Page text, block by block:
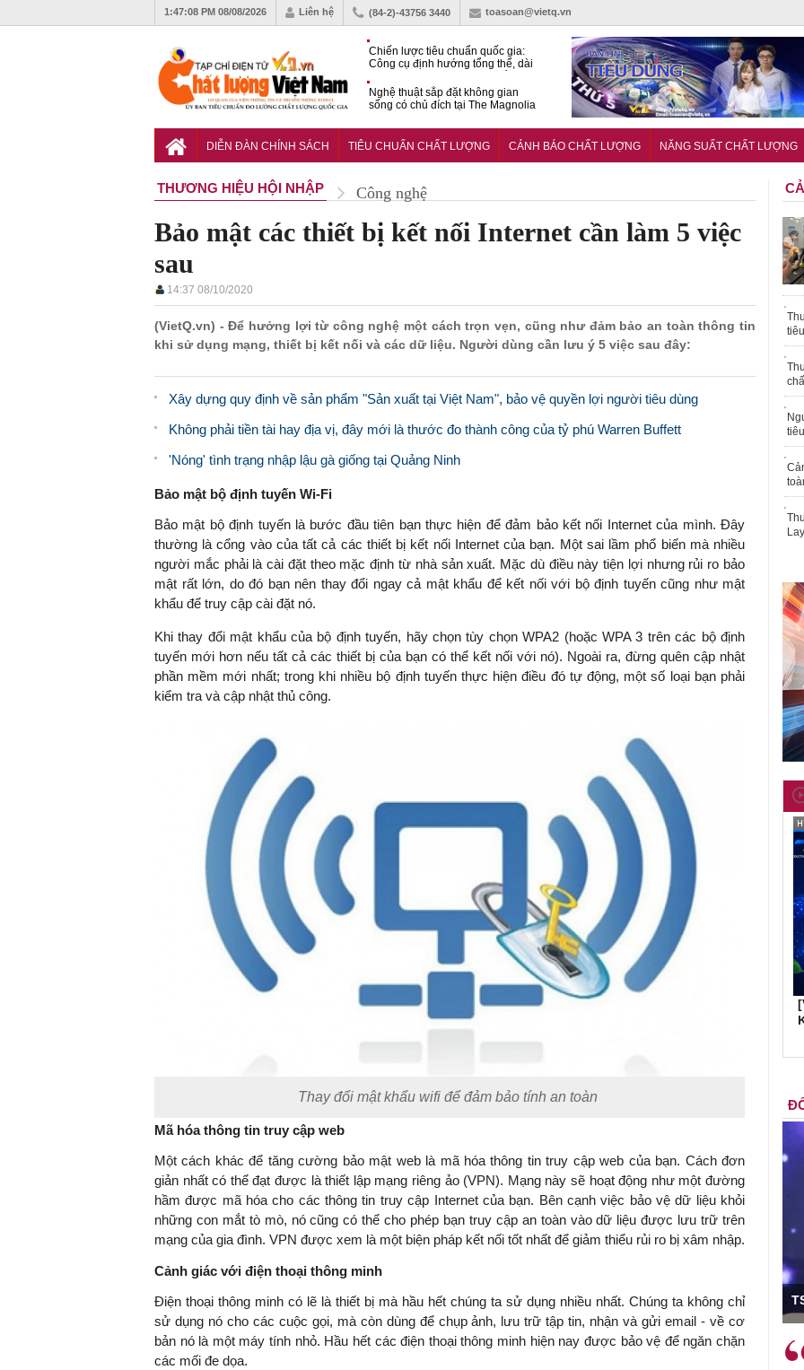
1:47:09 PM 08/08/2026 Liên hệ (84-2)-43756 3440 toasoan@vietq.vn
Chiến lược tiêu chuẩn quốc gia:
Công cụ định hướng tổng thể, dài
Nghệ thuật sắp đặt không gian
sống có chủ đích tại The Magnolia
gia đối với xe cũ nhập khẩu?
DIỄN ĐÀN CHÍNH SÁCH TIÊU CHUẨN CHẤT LƯỢNG CẢNH BÁO CHẤT LƯỢNG NĂNG SUẤT CHẤT LƯỢNG
THƯƠNG HIỆU HỘI NHẬP Công nghệ
Bảo mật các thiết bị kết nối Internet cần làm 5 việc
sau
14:37 08/10/2020
(VietQ.vn) - Để hưởng lợi từ công nghệ một cách trọn vẹn, cũng như đảm bảo an toàn thông tin
khi sử dụng mạng, thiết bị kết nối và các dữ liệu. Người dùng cần lưu ý 5 việc sau đây:
Xây dựng quy định về sản phẩm "Sản xuất tại Việt Nam", bảo vệ quyền lợi người tiêu dùng
Không phải tiền tài hay địa vị, đây mới là thước đo thành công của tỷ phú Warren Buffett
'Nóng' tình trạng nhập lậu gà giống tại Quảng Ninh
Bảo mật bộ định tuyến Wi-Fi
Bảo mật bộ định tuyến là bước đầu tiên bạn thực hiện để đảm bảo kết nối Internet của mình. Ðây
thường là cổng vào của tất cả các thiết bị kết nối Internet của bạn. Một sai lầm phổ biến mà nhiều
người mắc phải là cài đặt theo mặc định từ nhà sản xuất. Mặc dù điều này tiện lợi nhưng rủi ro bảo
mật rất lớn, do đó bạn nên thay đổi ngay cả mật khẩu để kết nối với bộ định tuyến cũng như mật
khẩu để truy cập cài đặt nó.
Khi thay đổi mật khẩu của bộ định tuyến, hãy chọn tùy chọn WPA2 (hoặc WPA 3 trên các bộ định
tuyến mới hơn nếu tất cả các thiết bị của bạn có thể kết nối với nó). Ngoài ra, đừng quên cập nhật
phần mềm mới nhất; trong khi nhiều bộ định tuyến thực hiện điều đó tự động, một số loại bạn phải
kiểm tra và cập nhật thủ công.
Thay đổi mật khẩu wifi để đảm bảo tính an toàn
Mã hóa thông tin truy cập web
Một cách khác để tăng cường bảo mật web là mã hóa thông tin truy cập web của bạn. Cách đơn
giản nhất có thể đạt được là thiết lập mạng riêng ảo (VPN). Mạng này sẽ hoạt động như một đường
hầm được mã hóa cho các thông tin truy cập Internet của bạn. Bên cạnh việc bảo vệ dữ liệu khỏi
những con mắt tò mò, nó cũng có thể cho phép bạn truy cập an toàn vào dữ liệu được lưu trữ trên
mạng của gia đình. VPN được xem là một biện pháp kết nối tốt nhất để giảm thiểu rủi ro bị xâm nhập.
Cảnh giác với điện thoại thông minh
Ðiện thoại thông minh có lẽ là thiết bị mà hầu hết chúng ta sử dụng nhiều nhất. Chúng ta không chỉ
sử dụng nó cho các cuộc gọi, mà còn dùng để chụp ảnh, lưu trữ tập tin, nhận và gửi email - về cơ
bản nó là một máy tính nhỏ. Hầu hết các điện thoại thông minh hiện nay được bảo vệ để ngăn chặn
các mối đe dọa.
Viện Kinh tế Tài chính
"Có rất nhiều việc phải làm
Việc sử dụng hiệu quả chính